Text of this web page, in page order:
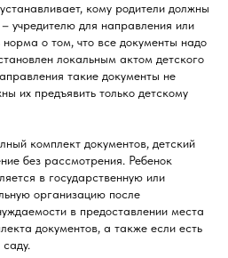
кому родители должны
учредителю для направления или
о том, что все документы надо
локальным актом детского
такие документы не
их предъявить только детскому
комплект документов, детский
без рассмотрения. Ребенок
в государственную или
организацию после
в предоставлении места
документов, а также если есть